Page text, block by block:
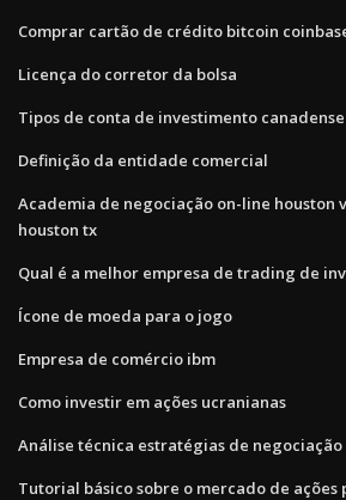
Comprar cartão de crédito bitcoin
Licença do corretor da bolsa
Tipos de conta de investimento canadense
Definição da entidade comercial
Academia de negociação on-line houston
houston tx
Qual é a melhor empresa de trading de
Ícone de moeda para o jogo
Empresa de comércio ibm
Como investir em ações ucranianas
Análise técnica estratégias de
Tutorial básico sobre o mercado de ações